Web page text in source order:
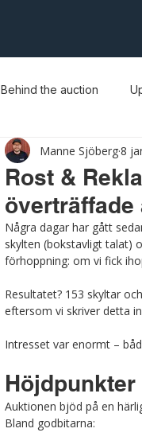
Behind the auction
Rost &
Manne Sjöberg8
Några dagar har gått
skylten (bokstavligt talat)
förhoppning: om vi fick
Resultatet? 153 skyltar
eftersom vi skriver detta
Intresset var enormt –
Auktionen bjöd på en
Bland godbitarna: